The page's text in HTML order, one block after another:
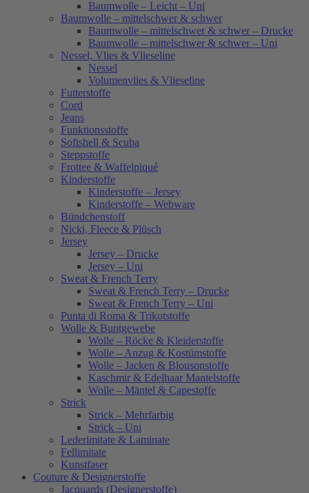
Baumwolle – Leicht – Uni
Baumwolle – mittelschwer & schwer
Baumwolle – mittelschwer & schwer – Drucke
Baumwolle – mittelschwer & schwer – Uni
Nessel, Vlies & Vlieseline
Nessel
Volumenvlies & Vlieseline
Futterstoffe
Cord
Jeans
Funktionsstoffe
Softshell & Scuba
Steppstoffe
Frottee & Waffelpiqué
Kinderstoffe
Kinderstoffe – Jersey
Kinderstoffe – Webware
Bündchenstoff
Nicki, Fleece & Plüsch
Jersey
Jersey – Drucke
Jersey – Uni
Sweat & French Terry
Sweat & French Terry – Drucke
Sweat & French Terry – Uni
Punta di Roma & Trikotstoffe
Wolle & Buntgewebe
Wolle – Röcke & Kleiderstoffe
Wolle – Anzug & Kostümstoffe
Wolle – Jacken & Blousonstoffe
Kaschmir & Edelhaar Mantelstoffe
Wolle – Mäntel & Capestoffe
Strick
Strick – Mehrfarbig
Strick – Uni
Lederimitate & Laminate
Fellimitate
Kunstfaser
Couture & Designerstoffe
Jacquards (Designerstoffe)